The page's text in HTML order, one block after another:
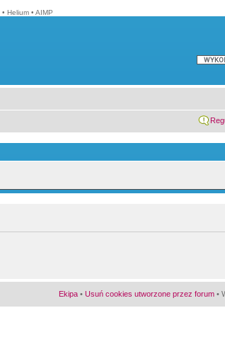
• Helium • AIMP
Ekipa • Usuń cookies utworzone przez forum •